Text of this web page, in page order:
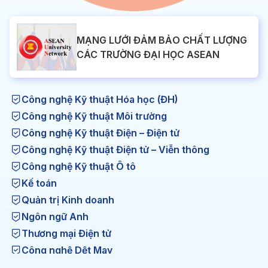
MẠNG LƯỚI ĐẢM BẢO CHẤT LƯỢNG
CÁC TRƯỜNG ĐẠI HỌC ASEAN
Công nghệ Kỹ thuật Hóa học (ĐH)
Công nghệ Kỹ thuật Môi trường
Công nghệ Kỹ thuật Điện – Điện tử
Công nghệ Kỹ thuật Điện tử – Viễn thông
Công nghệ Kỹ thuật Ô tô
Kế toán
Quản trị Kinh doanh
Ngôn ngữ Anh
Thương mại Điện tử
Công nghệ Dệt May